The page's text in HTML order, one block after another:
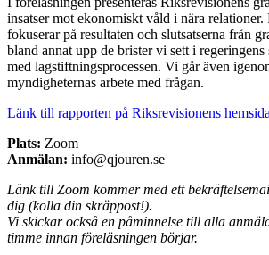
insatser mot ekonomiskt våld i nära relationer.
fokuserar på resultaten och slutsatserna från
bland annat upp de brister vi sett i
med lagstiftningsprocessen. Vi går även
myndigheternas arbete med frågan.
Länk till rapporten på Riksrevisionens hemsida
Plats: Zoom
Anmälan: info@qjouren.se
Länk till Zoom kommer med ett
dig (kolla din skräppost!).
Vi skickar också en påminnelse till alla
timme innan föreläsningen börjar.